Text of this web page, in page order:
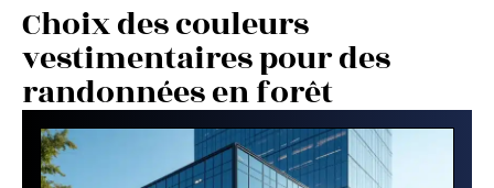
Choix des couleurs
vestimentaires pour des
randonnées en forêt